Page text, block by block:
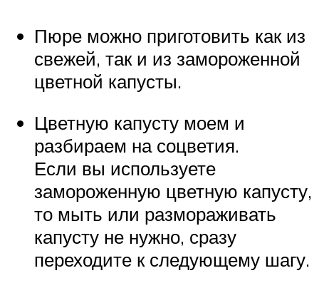
Пюре можно приготовить как из
свежей, так и из замороженной
цветной капусты.
Цветную капусту моем и
разбираем на соцветия.
Если вы используете
замороженную цветную капусту,
то мыть или размораживать
капусту не нужно, сразу
переходите к следующему шагу.